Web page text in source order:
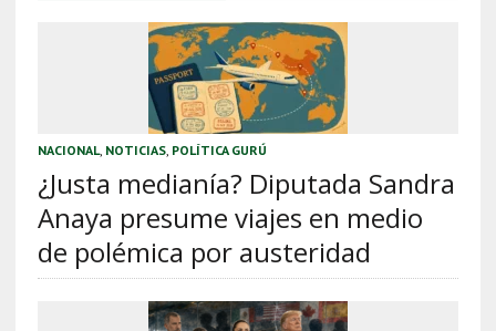
NACIONAL, NOTICIAS, POLÍTICA GURÚ
¿Justa medianía? Diputada Sandra
Anaya presume viajes en medio
de polémica por austeridad